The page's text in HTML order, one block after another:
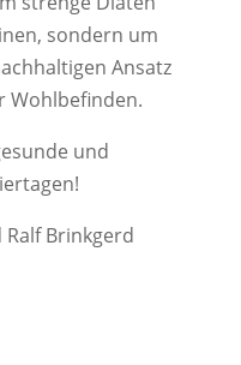
sondern um
Ansatz
Wohlbefinden.
und
Ralf Brinkgerd